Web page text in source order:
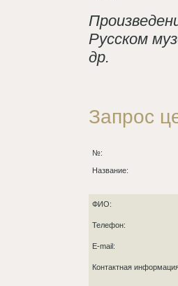
Русском
др.
Запрос
№:
Название:
ФИО:
Телефон:
E-mail:
Контактная